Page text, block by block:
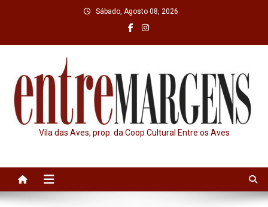
Sábado, Agosto 08, 2026
Vila das Aves, prop. da Coop Cultural Entre os Aves